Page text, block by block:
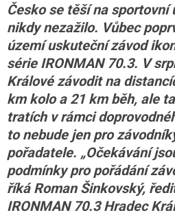
Česko se těší na
nikdy nezažilo. Vůbec
území uskuteční závod
série IRONMAN 70.3. V
Králové závodit na
km kolo a 21 km běh, ale
tratích v rámci
to nebude jen pro
pořadatele. „Očekávání
podmínky pro pořádání
říká Roman Šinkovský,
IRONMAN 70.3 Hradec